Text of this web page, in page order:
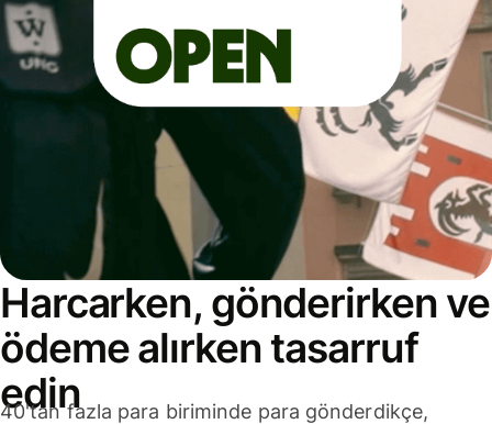
Harcarken, gönderirken ve
ödeme alırken tasarruf
edin
40'tan fazla para biriminde para gönderdikçe,